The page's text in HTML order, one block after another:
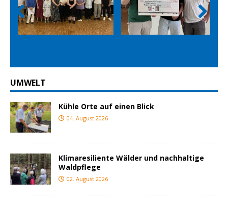
Prev
ious
Nex
t
UMWELT
Kühle Orte auf einen Blick
04. August 2026
Klimaresiliente Wälder und nachhaltige
Waldpflege
02. August 2026